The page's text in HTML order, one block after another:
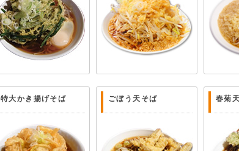
特大かき揚げそば ごぼう天そば 春菊